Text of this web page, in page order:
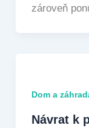
zároveň
Dom a
Návrat k